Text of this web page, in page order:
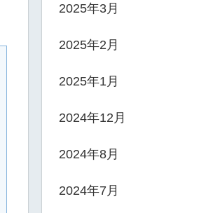
2025年3月
2025年2月
2025年1月
2024年12月
2024年8月
2024年7月